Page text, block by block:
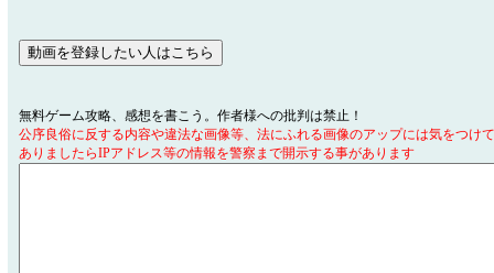
無料ゲーム攻略、感想を書こう。作者様への批判は禁止！
公序良俗に反する内容や違法な画像等、法にふれる画像のアップには気をつけ
ありましたらIPアドレス等の情報を警察まで開示する事があります